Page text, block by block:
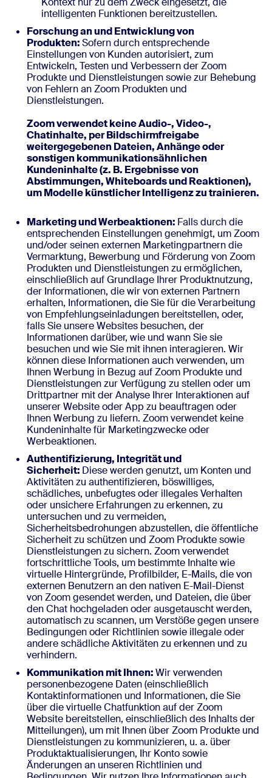
intelligenten Funktionen bereitzustellen.
Forschung an und Entwicklung von
Produkten:Sofern durch entsprechende
Einstellungen von Kunden autorisiert, zum
Entwickeln, Testen und Verbessern der Zoom
Produkte und Dienstleistungen sowie zur Behebung
von Fehlern an Zoom Produkten und
Dienstleistungen.
Zoom verwendet keine Audio-, Video-,
Chatinhalte, per Bildschirmfreigabe
weitergegebenen Dateien, Anhänge oder
sonstigen kommunikationsähnlichen
Kundeninhalte (z. B. Ergebnisse von
Abstimmungen, Whiteboards und Reaktionen),
um Modelle künstlicher Intelligenz zu trainieren.
Marketing und Werbeaktionen: Falls durch die
entsprechenden Einstellungen genehmigt, um Zoom
und/oder seinen externen Marketingpartnern die
Vermarktung, Bewerbung und Förderung von Zoom
Produkten und Dienstleistungen zu ermöglichen,
einschließlich auf Grundlage Ihrer Produktnutzung,
der Informationen, die wir von externen Partnern
erhalten, Informationen, die Sie für die Verarbeitung
von Empfehlungseinladungen bereitstellen, oder,
falls Sie unsere Websites besuchen, der
Informationen darüber, wie und wann Sie sie
besuchen und wie Sie mit ihnen interagieren. Wir
können diese Informationen auch verwenden, um
Ihnen Werbung in Bezug auf Zoom Produkte und
Dienstleistungen zur Verfügung zu stellen oder um
Drittpartner mit der Analyse Ihrer Interaktionen auf
unserer Website oder App zu beauftragen oder
Ihnen Werbung zu liefern. Zoom verwendet keine
Kundeninhalte für Marketingzwecke oder
Werbeaktionen.
Authentifizierung, Integrität und
Sicherheit: Diese werden genutzt, um Konten und
Aktivitäten zu authentifizieren, böswilliges,
schädliches, unbefugtes oder illegales Verhalten
oder unsichere Erfahrungen zu erkennen, zu
untersuchen und zu vermeiden,
Sicherheitsbedrohungen abzustellen, die öffentliche
Sicherheit zu schützen und Zoom Produkte sowie
Dienstleistungen zu sichern. Zoom verwendet
fortschrittliche Tools, um bestimmte Inhalte wie
virtuelle Hintergründe, Profilbilder, E-Mails, die von
externen Benutzern an den nativen E-Mail-Dienst
von Zoom gesendet werden, und Dateien, die über
den Chat hochgeladen oder ausgetauscht werden,
automatisch zu scannen, um Verstöße gegen unsere
Bedingungen oder Richtlinien sowie illegale oder
andere schädliche Aktivitäten zu erkennen und zu
verhindern.
Kommunikation mit Ihnen:Wir verwenden
personenbezogene Daten (einschließlich
Kontaktinformationen und Informationen, die Sie
über die virtuelle Chatfunktion auf der Zoom
Website bereitstellen, einschließlich des Inhalts der
Mitteilungen), um mit Ihnen über Zoom Produkte und
Dienstleistungen zu kommunizieren, u. a. über
Produktaktualisierungen, Ihr Konto sowie
Änderungen an unseren Richtlinien und